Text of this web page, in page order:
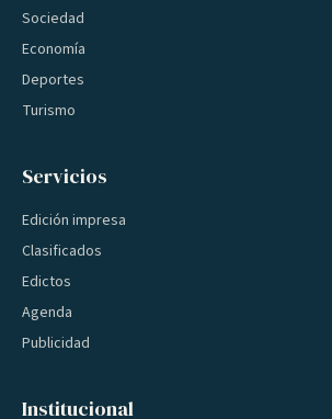
Sociedad
Economía
Deportes
Turismo
Servicios
Edición impresa
Clasificados
Edictos
Agenda
Publicidad
Institucional